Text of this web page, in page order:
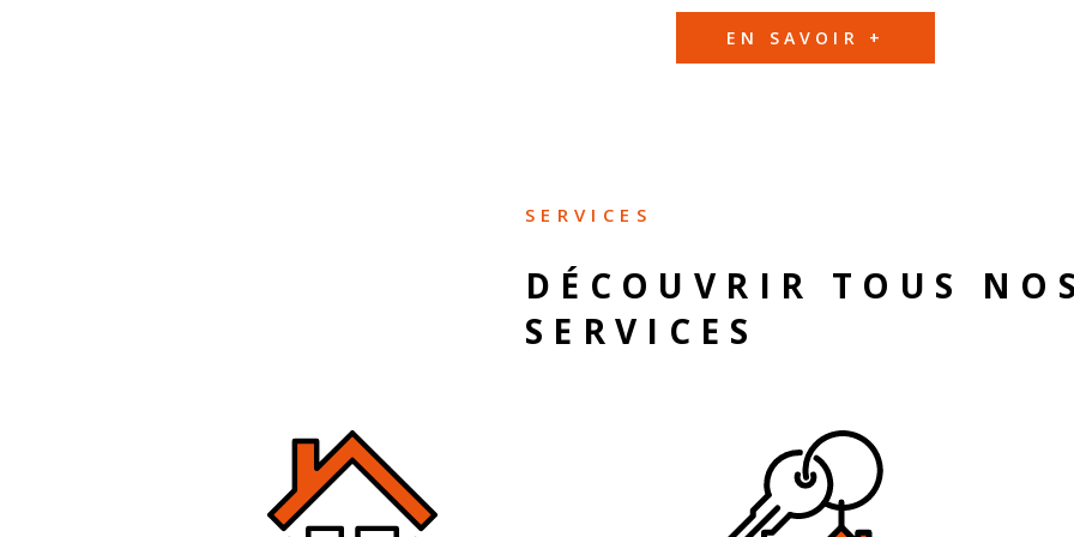
EN SAVOIR +
SERVICES
DÉCOUVRIR TOUS
SERVICES